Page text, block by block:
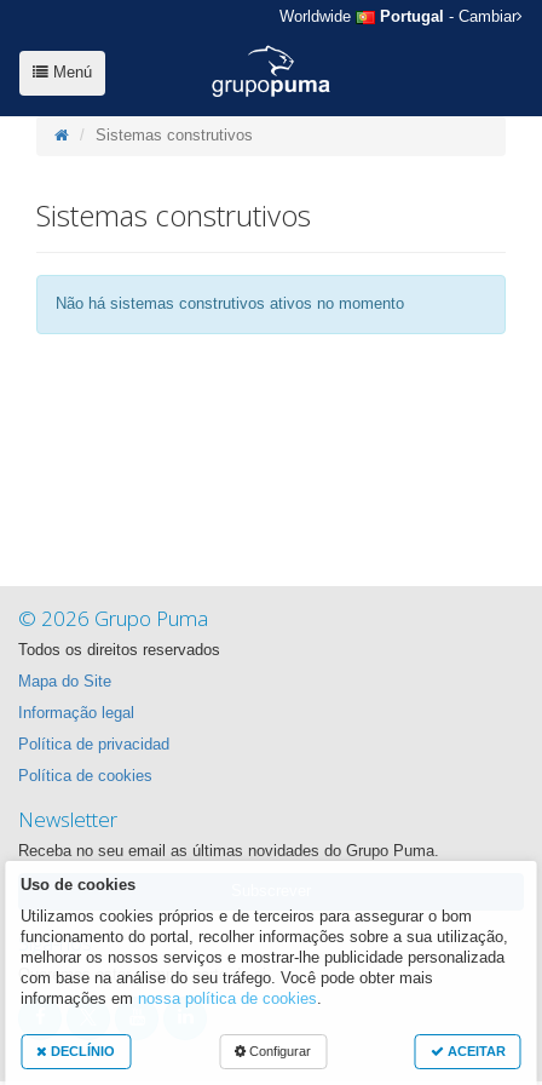
Worldwide Portugal - Cambiar
Menú
Sistemas construtivos
Sistemas construtivos
Não há sistemas construtivos ativos no momento
© 2026 Grupo Puma
Todos os direitos reservados
Mapa do Site
Informação legal
Política de privacidad
Política de cookies
Newsletter
Receba no seu email as últimas novidades do Grupo Puma.
Siga-nos
Queremos estar sempre perto de si
Uso de cookies
Utilizamos cookies próprios e de terceiros para assegurar o bom
funcionamento do portal, recolher informações sobre a sua utilização,
melhorar os nossos serviços e mostrar-lhe publicidade personalizada
com base na análise do seu tráfego. Você pode obter mais
informações emnossa política de cookies.
DECLÍNIO Configurar ACEITAR